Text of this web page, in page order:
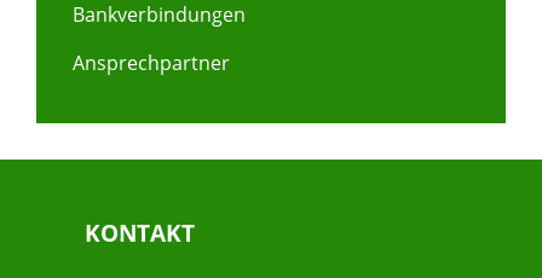
Bankverbindungen
Ansprechpartner
KONTAKT